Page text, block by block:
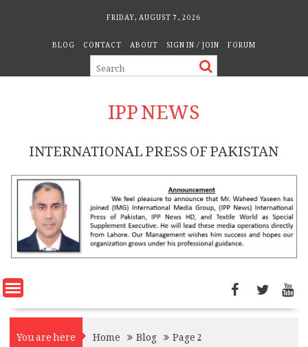
FRIDAY, AUGUST 7, 2026
BLOG CONTACT ABOUT SIGN IN / JOIN FORUM
IPP NEWS
INTERNATIONAL PRESS OF PAKISTAN
You are here Home Blog Page 2